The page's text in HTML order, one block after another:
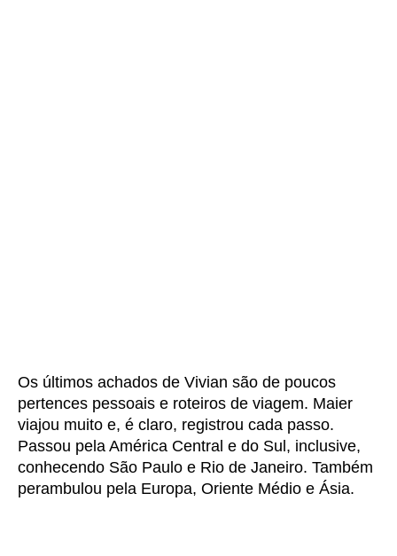
Os últimos achados de Vivian são de poucos
pertences pessoais e roteiros de viagem. Maier
viajou muito e, é claro, registrou cada passo.
Passou pela América Central e do Sul, inclusive,
conhecendo São Paulo e Rio de Janeiro. Também
perambulou pela Europa, Oriente Médio e Ásia.